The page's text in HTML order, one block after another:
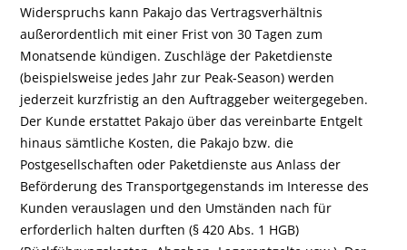
Widerspruchs kann Pakajo das Vertragsverhältnis
außerordentlich mit einer Frist von 30 Tagen zum
Monatsende kündigen. Zuschläge der Paketdienste
(beispielsweise jedes Jahr zur Peak-Season) werden
jederzeit kurzfristig an den Auftraggeber weitergegeben.
Der Kunde erstattet Pakajo über das vereinbarte Entgelt
hinaus sämtliche Kosten, die Pakajo bzw. die
Postgesellschaften oder Paketdienste aus Anlass der
Beförderung des Transportgegenstands im Interesse des
Kunden verauslagen und den Umständen nach für
erforderlich halten durften (§ 420 Abs. 1 HGB)